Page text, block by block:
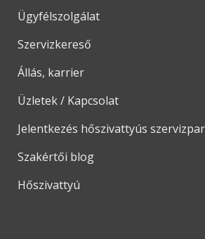
Ügyfélszolgálat
Szervizkereső
Állás, karrier
Üzletek / Kapcsolat
Jelentkezés hőszivattyús
Szakértői blog
Hőszivattyú